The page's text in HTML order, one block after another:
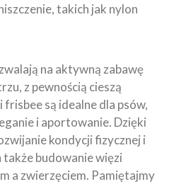
takich jak nylon
na aktywną zabawę
z pewnością cieszą
frisbee są idealne dla psów,
i aportowanie. Dzięki
kondycji fizycznej i
także budowanie więzi
a zwierzęciem. Pamiętajmy